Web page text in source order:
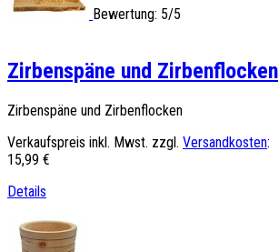
Bewertung: 5/5
Zirbenspäne und Zirbenflocken
Zirbenspäne und Zirbenflocken
Verkaufspreis inkl. Mwst. zzgl. Versandkosten:
15,99 €
Details